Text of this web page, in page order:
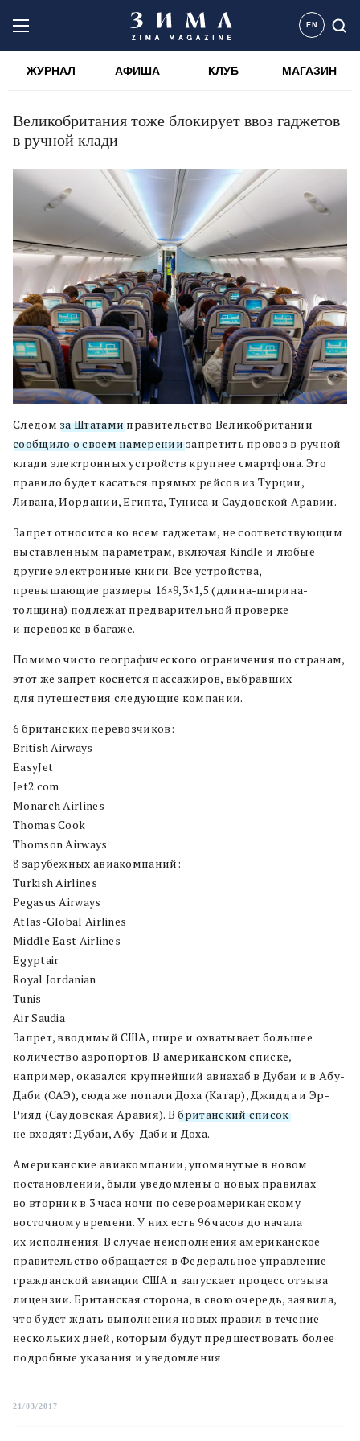
EN
ЖУРНАЛ АФИША КЛУБ МАГАЗИН
Великобритания тоже блокирует ввоз гаджетов
в ручной клади
Следом за Штатамиправительство Великобритании
сообщило о своем намерениизапретить провоз в ручной
клади электронных устройств крупнее смартфона. Это
правило будет касаться прямых рейсов из Турции,
Ливана, Иордании, Египта, Туниса и Саудовской Аравии.
Запрет относится ко всем гаджетам, не соответствующим
выставленным параметрам, включая Kindle и любые
другие электронные книги. Все устройства,
превышающие размеры 16×9,3×1,5 (длина-ширина-
толщина) подлежат предварительной проверке
и перевозке в багаже.
Помимо чисто географического ограничения по странам,
этот же запрет коснется пассажиров, выбравших
для путешествия следующие компании.
6 британских перевозчиков:
British Airways
EasyJet
Jet2.com
Monarch Airlines
Thomas Cook
Thomson Airways
8 зарубежных авиакомпаний:
Turkish Airlines
Pegasus Airways
Atlas-Global Airlines
Middle East Airlines
Egyptair
Royal Jordanian
Tunis
Air Saudia
Запрет, вводимый США, шире и охватывает большее
количество аэропортов. В американском списке,
например, оказался крупнейший авиахаб в Дубаи и в Абу-
Даби (ОАЭ), сюда же попали Доха (Катар), Джидда и Эр-
Рияд (Саудовская Аравия). Вбританский список
не входят: Дубаи, Абу-Даби и Доха.
Американские авиакомпании, упомянутые в новом
постановлении, были уведомлены о новых правилах
во вторник в 3 часа ночи по североамериканскому
восточному времени. У них есть 96 часов до начала
их исполнения. В случае неисполнения американское
правительство обращается в Федеральное управление
гражданской авиации США и запускает процесс отзыва
лицензии. Британская сторона, в свою очередь, заявила,
что будет ждать выполнения новых правил в течение
нескольких дней, которым будут предшествовать более
подробные указания и уведомления.
21/03/2017